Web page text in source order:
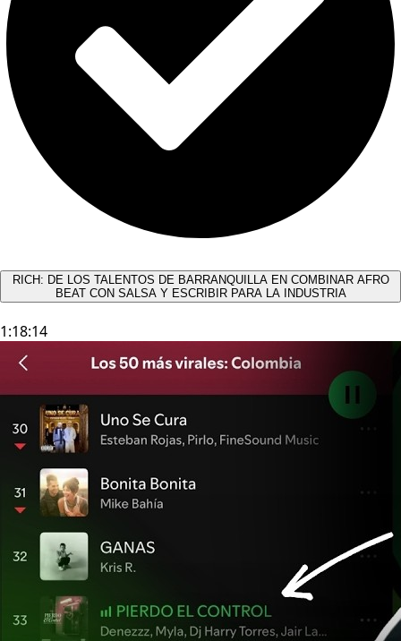
RICH: DE LOS TALENTOS DE BARRANQUILLA EN COMBINAR AFRO
BEAT CON SALSA Y ESCRIBIR PARA LA INDUSTRIA
1:18:14